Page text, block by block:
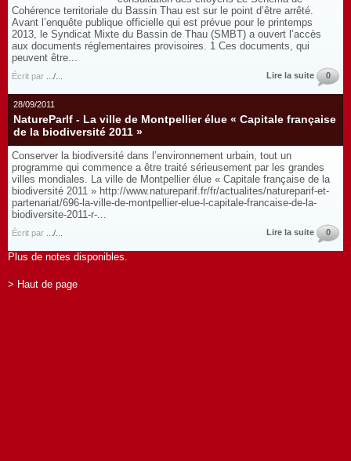
Cohérence territoriale du Bassin Thau est sur le point d’être arrêté.
Avant l’enquête publique officielle qui est prévue pour le printemps
2013, le Syndicat Mixte du Bassin de Thau (SMBT) a ouvert l’accès
aux documents réglementaires provisoires. 1 Ces documents, qui
peuvent être...
Écrit par .../... Lire la suite 0
28/09/2011
NatureParIf - La ville de Montpellier élue « Capitale française
de la biodiversité 2011 »
Conserver la biodiversité dans l’environnement urbain, tout un
programme qui commence a être traité sérieusement par les grandes
villes mondiales. La ville de Montpellier élue « Capitale française de la
biodiversité 2011 » http://www.natureparif.fr/fr/actualites/natureparif-et-
partenariat/696-la-ville-de-montpellier-elue-l-capitale-francaise-de-la-
biodiversite-2011-r-...
Écrit par .../... Lire la suite 0
Plus de notes disponibles.
> Haut de page